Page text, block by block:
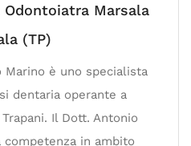
Marsala
(TP)
Marino è uno specialista
dentaria operante a
Il Dott. Antonio
in ambito